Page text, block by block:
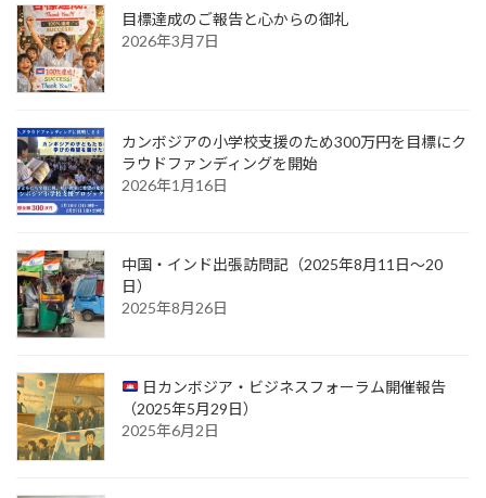
目標達成のご報告と心からの御礼
2026年3月7日
カンボジアの小学校支援のため300万円を目標にク
ラウドファンディングを開始
2026年1月16日
中国・インド出張訪問記（2025年8月11日〜20
日）
2025年8月26日
日カンボジア・ビジネスフォーラム開催報告
（2025年5月29日）
2025年6月2日